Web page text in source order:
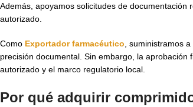
Además, apoyamos solicitudes de
autorizado.
Como Exportador farmacéutico , suministramos
precisión documental. Sin embargo, la
autorizado y el marco regulatorio local.
Por qué adquirir